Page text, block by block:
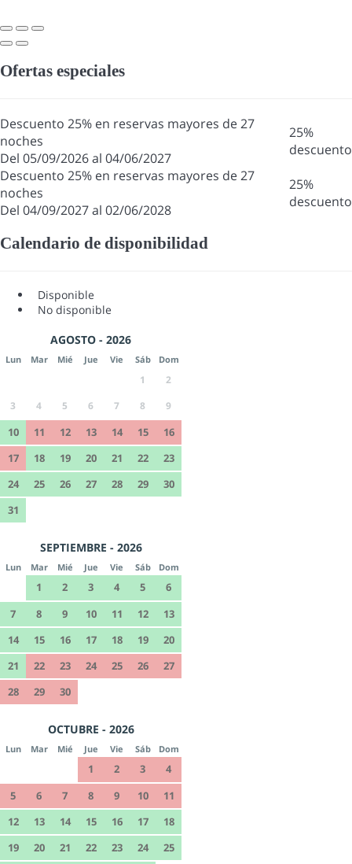
Ofertas especiales
Descuento 25% en reservas mayores de 27
noches
Del 05/09/2026 al 04/06/2027
25%
descuento
Descuento 25% en reservas mayores de 27
noches
Del 04/09/2027 al 02/06/2028
25%
descuento
Calendario de disponibilidad
Disponible
No disponible
AGOSTO - 2026
Lun Mar Mié Jue Vie Sáb Dom
1
2
3
4 5 6 7 8 9
10 11 12 13 14 15
16
17
18 19 20 21 22
23
24
25 26 27 28 29
30
31
SEPTIEMBRE - 2026
Lun Mar Mié Jue Vie Sáb Dom
1 2 3 4 5
6
7
8 9 10 11 12
13
14
15 16 17 18 19
20
21
22 23 24 25 26
27
28
29 30
OCTUBRE - 2026
Lun Mar Mié Jue Vie Sáb Dom
1 2 3
4
5
6 7 8 9 10
11
12
13 14 15 16 17
18
19
20 21 22 23 24 25